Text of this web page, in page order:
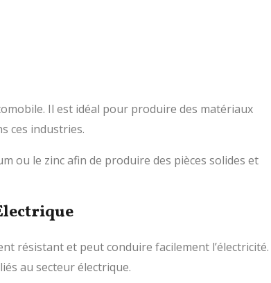
Il est idéal pour produire des matériaux
ces industries.
ou le zinc afin de produire des pièces solides et
résistant et peut conduire facilement l’électricité.
au secteur électrique.